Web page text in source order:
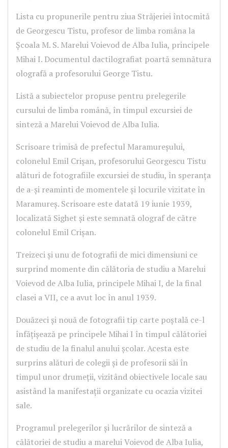
Lista cu propunerile pentru ziua Străjeriei întocmită
de Georgescu Tistu, profesor de limba româna la
Școala M. S. Marelui Voievod de Alba Iulia, principele
Mihai I. Documentul dactilografiat poartă semnătura
olografă a profesorului George Tistu.
Listă a subiectelor propuse pentru prelegerile
cursului de limba română, în timpul excursiei de
sinteză a Marelui Voievod de Alba Iulia.
Scrisoare trimisă de prefectul Maramureșului,
colonelul Emil Crișan, profesorului Georgescu Tistu
alături de fotografiile excursiei de studiu, în speranța
de a-și reaminti de momentele și locurile vizitate în
Maramureș. Scrisoare este datată 19 iunie 1939,
localizată Sighet și este semnată olograf de către
colonelul Emil Crișan.
Treizeci și unu de fotografii de mici dimensiuni ce
surprind momente din călătoria de studiu a Marelui
Voievod de Alba Iulia, principele Mihai I, de la final
clasei a VII, ce a avut loc în anul 1939.
Douăzeci și nouă de fotografii tip carte poștală ce-l
înfățișează pe principele Mihai I în timpul călătoriei
de studiu de la finalul anului școlar. Acesta este
surprins alături de colegii și de profesorii săi în
timpul unor drumeții, vizitând obiectivele locale sau
asistând la manifestații organizate cu ocazia vizitei
sale.
Programul prelegerilor și lucrărilor de sinteză a
călătoriei de studiu a marelui Voievod de Alba Iulia,